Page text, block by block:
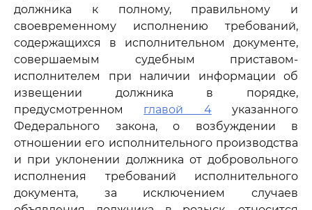
должника к полному, правильному и
своевременному исполнению требований,
содержащихся в исполнительном документе,
совершаемым судебным приставом-
исполнителем при наличии информации об
извещении должника в порядке,
предусмотренном главой 4указанного
Федерального закона, о возбуждении в
отношении его исполнительного производства
и при уклонении должника от добровольного
исполнения требований исполнительного
документа, за исключением случаев